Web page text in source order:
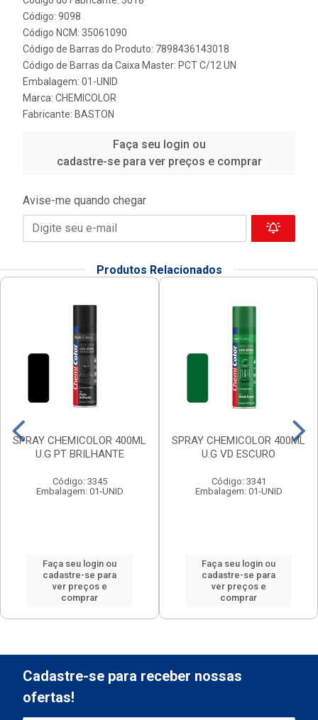
Código: 9098
Código NCM: 35061090
Código de Barras do Produto: 7898436143018
Código de Barras da Caixa Master: PCT C/12 UN
Embalagem: 01-UNID
Marca: CHEMICOLOR
Fabricante: BASTON
Faça seu login ou
cadastre-se para ver preços e comprar
Avise-me quando chegar
Produtos Relacionados
SPRAY CHEMICOLOR 400ML
U.G PT BRILHANTE
Código: 3345
Embalagem: 01-UNID
Faça seu login ou
cadastre-se para
ver preços e
comprar
SPRAY CHEMICOLOR 400ML
U.G VD ESCURO
Código: 3341
Embalagem: 01-UNID
Faça seu login ou
cadastre-se para
ver preços e
comprar
Cadastre-se para receber nossas
ofertas!